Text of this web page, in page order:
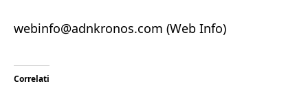
webinfo@adnkronos.com (Web Info)
Correlati